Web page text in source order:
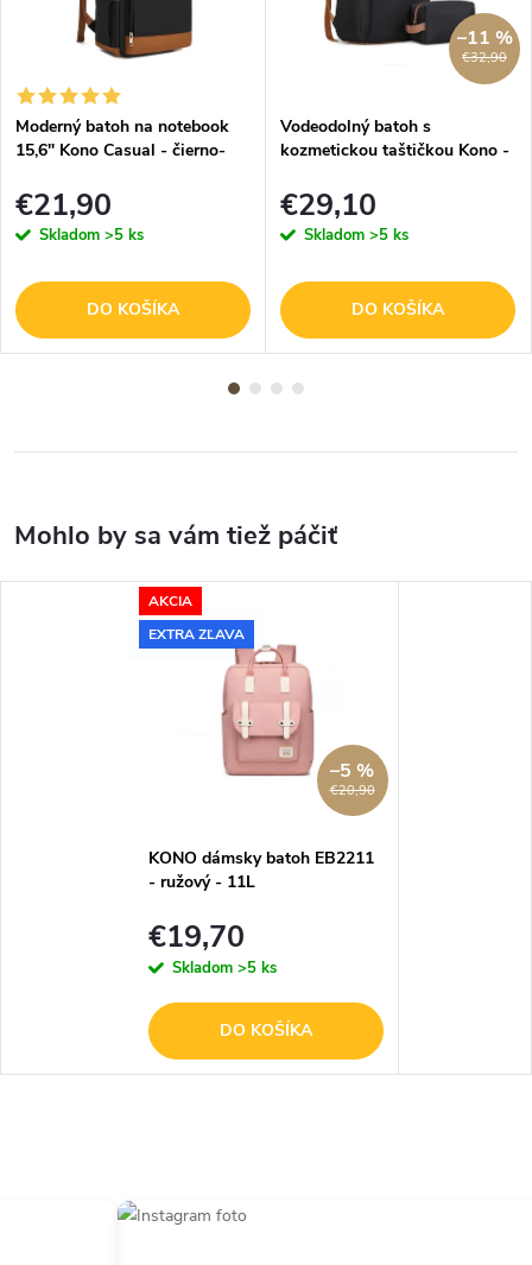
Moderný batoh na notebook
15,6" Kono Casual - čierno-
€21,90
Skladom >5 ks
DO KOŠÍKA
€32,90
–11 %
Vodeodolný batoh s
kozmetickou taštičkou Kono -
€29,10
Skladom >5 ks
DO KOŠÍKA
AKCIA
EXTRA ZĽAVA
€20,90
–5 %
KONO dámsky batoh EB2211
- ružový - 11L
€19,70
Skladom >5 ks
DO KOŠÍKA